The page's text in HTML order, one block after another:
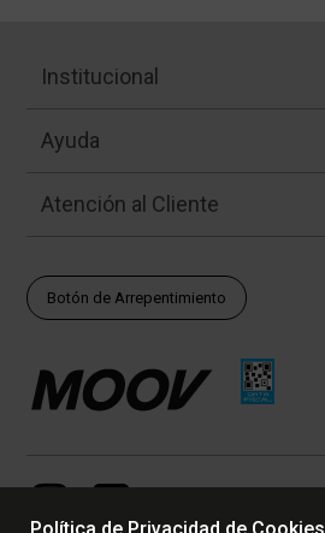
Institucional
Ayuda
Atención al Cliente
Botón de Arrepentimiento